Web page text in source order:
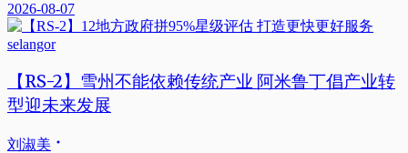
2026-08-07
selangor
【RS-2】雪州不能依赖传统产业 阿米鲁丁倡产业转
型迎未来发展
刘淑美